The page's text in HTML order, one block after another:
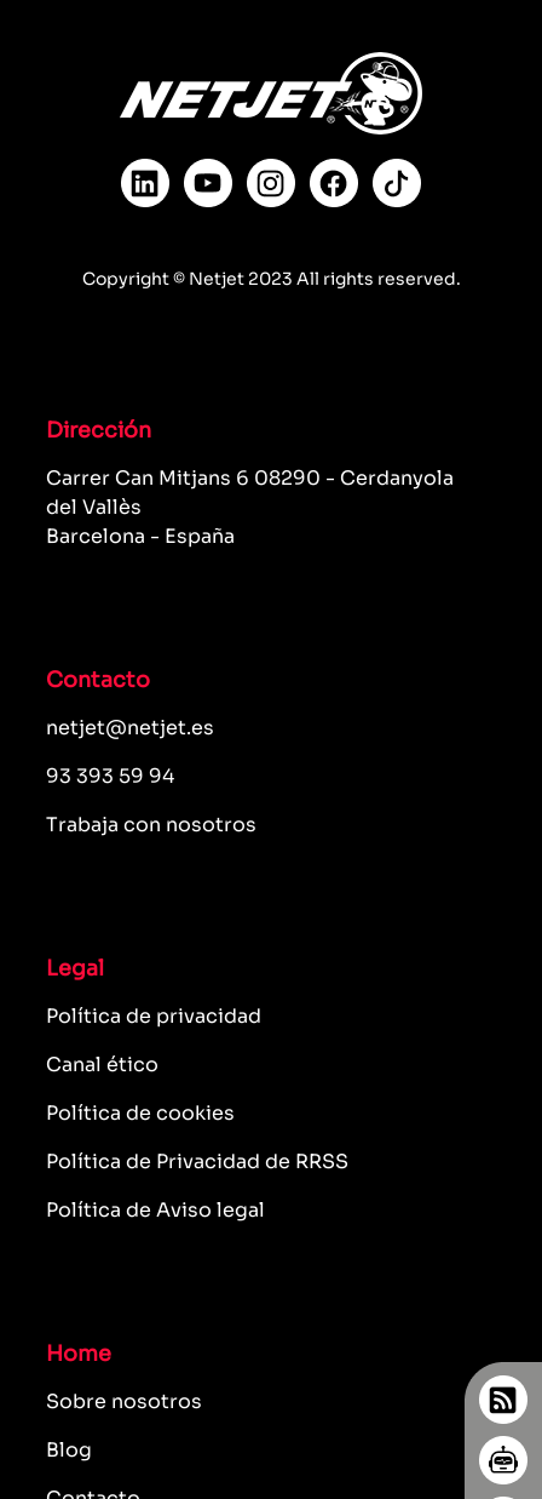
Copyright © Netjet 2023 All rights reserved.
Dirección
Carrer Can Mitjans 6 08290 - Cerdanyola
del Vallès
Barcelona - España
Contacto
netjet@netjet.es
93 393 59 94
Trabaja con nosotros
Legal
Política de privacidad
Canal ético
Política de cookies
Política de Privacidad de RRSS
Política de Aviso legal
Home
Sobre nosotros
Blog